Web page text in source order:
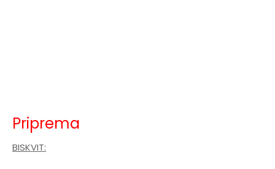
Priprema
BISKVIT: